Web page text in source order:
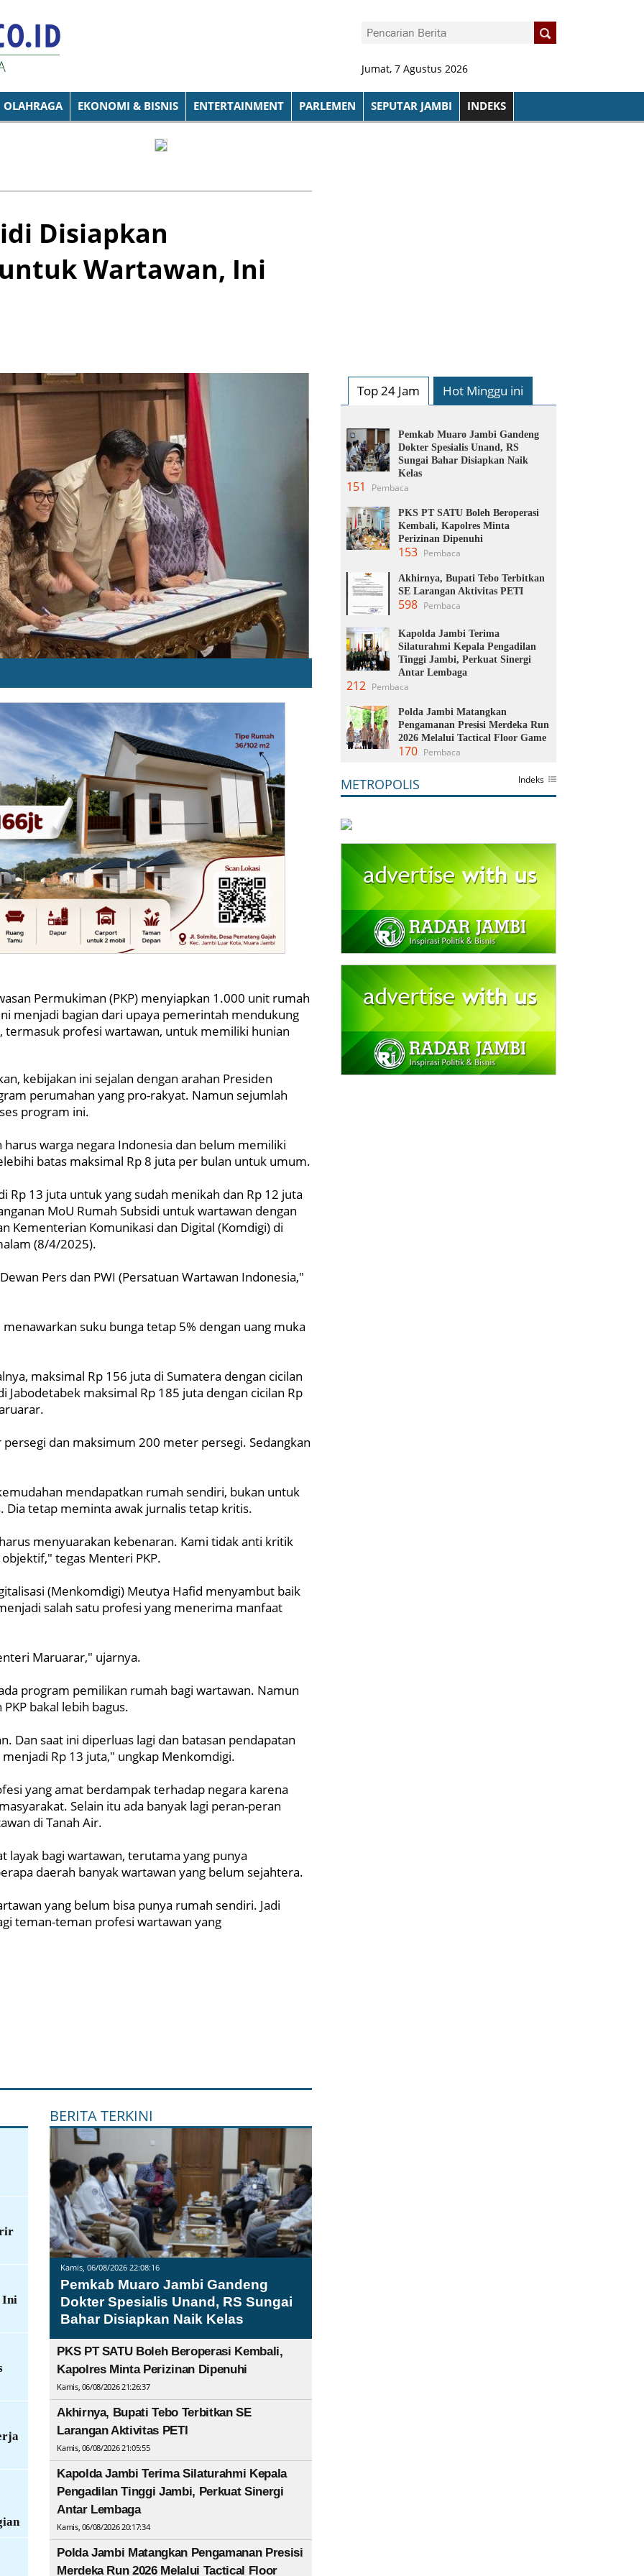
Jumat, 7 Agustus 2026
OLAHRAGA EKONOMI & BISNIS ENTERTAINMENT PARLEMEN SEPUTAR JAMBI INDEKS
Disiapkan
Wartawan, Ini
Permukiman (PKP) menyiapkan 1.000 unit rumah
menjadi bagian dari upaya pemerintah mendukung
termasuk profesi wartawan, untuk memiliki hunian
kebijakan ini sejalan dengan arahan Presiden
perumahan yang pro-rakyat. Namun sejumlah
program ini.
warga negara Indonesia dan belum memiliki
batas maksimal Rp 8 juta per bulan untuk umum.
Rp 13 juta untuk yang sudah menikah dan Rp 12 juta
MoU Rumah Subsidi untuk wartawan dengan
Kementerian Komunikasi dan Digital (Komdigi) di
(8/4/2025).
Pers dan PWI (Persatuan Wartawan Indonesia,"
suku bunga tetap 5% dengan uang muka
maksimal Rp 156 juta di Sumatera dengan cicilan
maksimal Rp 185 juta dengan cicilan Rp
dan maksimum 200 meter persegi. Sedangkan
mendapatkan rumah sendiri, bukan untuk
tetap meminta awak jurnalis tetap kritis.
menyuarakan kebenaran. Kami tidak anti kritik
tegas Menteri PKP.
(Menkomdigi) Meutya Hafid menyambut baik
salah satu profesi yang menerima manfaat
Maruarar," ujarnya.
program pemilikan rumah bagi wartawan. Namun
bakal lebih bagus.
Dan saat ini diperluas lagi dan batasan pendapatan
Rp 13 juta," ungkap Menkomdigi.
yang amat berdampak terhadap negara karena
Selain itu ada banyak lagi peran-peran
di Tanah Air.
layak bagi wartawan, terutama yang punya
daerah banyak wartawan yang belum sejahtera.
yang belum bisa punya rumah sendiri. Jadi
teman-teman profesi wartawan yang
Ini
BERITA TERKINI
Kamis, 06/08/2026 22:08:16
Pemkab Muaro Jambi Gandeng
Dokter Spesialis Unand, RS Sungai
Bahar Disiapkan Naik Kelas
PKS PT SATU Boleh Beroperasi Kembali,
Kapolres Minta Perizinan Dipenuhi
Kamis, 06/08/2026 21:26:37
Akhirnya, Bupati Tebo Terbitkan SE
Larangan Aktivitas PETI
Kamis, 06/08/2026 21:05:55
Kapolda Jambi Terima Silaturahmi Kepala
Pengadilan Tinggi Jambi, Perkuat Sinergi
Antar Lembaga
Kamis, 06/08/2026 20:17:34
Polda Jambi Matangkan Pengamanan Presisi
Merdeka Run 2026 Melalui Tactical Floor
Top 24 Jam Hot Minggu ini
Pemkab Muaro Jambi Gandeng
Dokter Spesialis Unand, RS
Sungai Bahar Disiapkan Naik
Kelas
151 Pembaca
PKS PT SATU Boleh Beroperasi
Kembali, Kapolres Minta
Perizinan Dipenuhi
153 Pembaca
Akhirnya, Bupati Tebo Terbitkan
SE Larangan Aktivitas PETI
598 Pembaca
Kapolda Jambi Terima
Silaturahmi Kepala Pengadilan
Tinggi Jambi, Perkuat Sinergi
Antar Lembaga
212 Pembaca
Polda Jambi Matangkan
Pengamanan Presisi Merdeka Run
2026 Melalui Tactical Floor Game
170 Pembaca
METROPOLIS Indeks